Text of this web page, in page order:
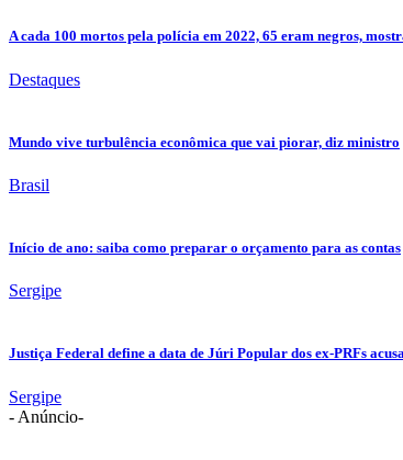
A cada 100 mortos pela polícia em 2022, 65 eram negros,
Destaques
Mundo vive turbulência econômica que vai piorar, diz ministro
Brasil
Início de ano: saiba como preparar o orçamento para as contas
Sergipe
Justiça Federal define a data de Júri Popular dos ex-PRFs
Sergipe
- Anúncio-